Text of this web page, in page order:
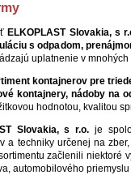
ELKOPLAST Slovakia, s
s odpadom,
uplatnenie v
kontajnerov pre
kontajnery, nádoby na
hodnotou, kvalitou
Slovakia, s r.o. je
a techniky určenej na
začlenili niektoré
automobilového